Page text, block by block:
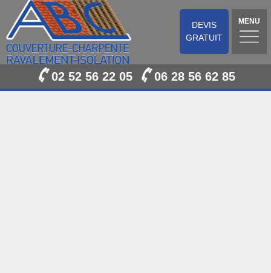
DEVIS
GRATUIT
MENU
02 52 56 22 05 06 28 56 62 85